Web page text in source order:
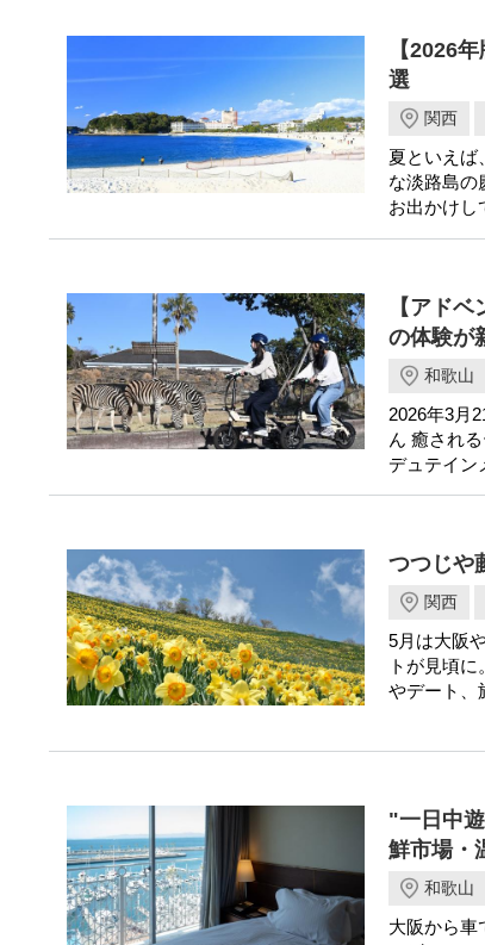
【2026
選
関西
夏といえば
な淡路島の
お出かけし
【アド
の体験が
和歌山
2026年3月
ん 癒され
デュテイン
つつじや
関西
5月は大阪
トが見頃
やデート、
"一日中
鮮市場・
和歌山
大阪から車